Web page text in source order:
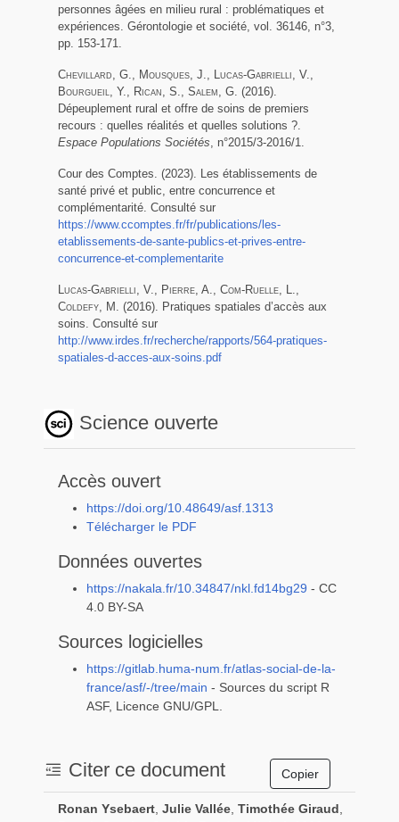
personnes âgées en milieu rural : problématiques et
expériences. Gérontologie et société, vol. 36146, n°3,
pp. 153-171.
Chevillard , G., Mousques , J., Lucas-Gabrielli , V.,
Bourgueil
, Y., Rican , S., Salem , G. (2016).
Dépeuplement rural et offre de soins de premiers
recours : quelles réalités et quelles solutions ?.
Espace Populations Sociétés , n°2015/3-2016/1.
Cour des Comptes. (2023). Les établissements de
santé privé et public, entre concurrence et
complémentarité. Consulté sur
https://www.ccomptes.fr/fr/publications/les-
etablissements-de-sante-publics-et-prives-entre-
concurrence-et-complementarite
Lucas-Gabrielli , V., Pierre , A., Com-Ruelle , L.,
Coldefy , M. (2016). Pratiques spatiales d’accès aux
soins. Consulté sur
http://www.irdes.fr/recherche/rapports/564-pratiques-
spatiales-d-acces-aux-soins.pdf
Science ouverte
Accès ouvert
https://doi.org/10.48649/asf.1313
Télécharger le PDF
Données ouvertes
https://nakala.fr/10.34847/nkl.fd14bg29 - CC
4.0 BY-SA
Sources logicielles
https://gitlab.huma-num.fr/atlas-social-de-la-
france/asf/-/tree/main - Sources du script R
ASF, Licence GNU/GPL.
Citer ce document
Ronan Ysebaert, Julie Vallée, Timothée Giraud,